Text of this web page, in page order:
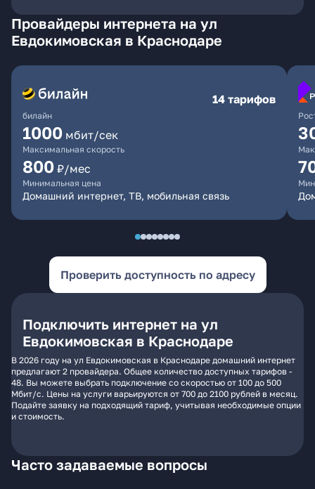
Провайдеры интернета на ул
Евдокимовская в Краснодаре
билайн
14 тарифов
1000 мбит/сек
Максимальная скорость
800 ₽/мес
Минимальная цена
Домашний интернет, ТВ, мобильная связь
Проверить доступность по адресу
Подключить интернет на ул
Евдокимовская в Краснодаре
В 2026 году на ул Евдокимовская в Краснодаре домашний интернет
предлагают 2 провайдера. Общее количество доступных тарифов -
48. Вы можете выбрать подключение со скоростью от 100 до 500
Мбит/с. Цены на услуги варьируются от 700 до 2100 рублей в месяц.
Подайте заявку на подходящий тариф, учитывая необходимые опции
и стоимость.
Часто задаваемые вопросы